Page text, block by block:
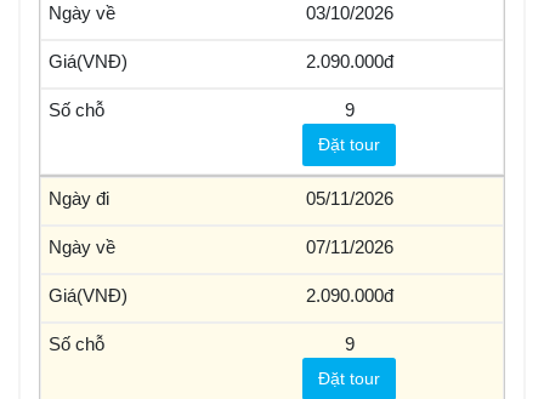
03/10/2026
2.090.000
9
Đặt tour
05/11/2026
07/11/2026
2.090.000
9
Đặt tour